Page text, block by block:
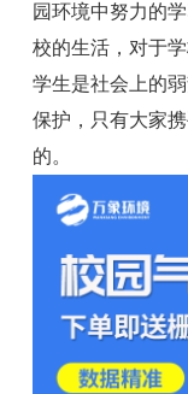
园环境中努力的
校的生活，对于
学生是社会上的
保护，只有大家
的。